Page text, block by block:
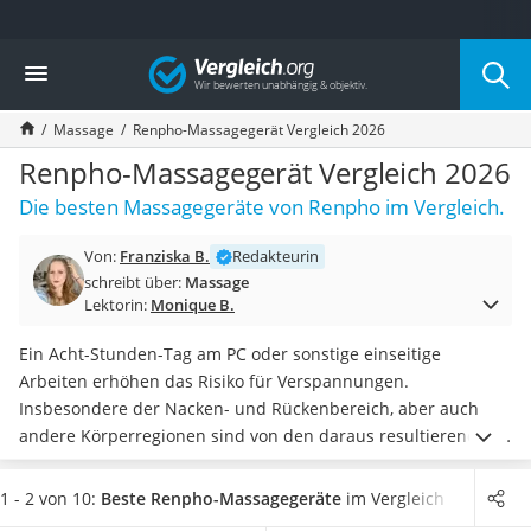
Die beliebtesten Vergleiche nach Kategorie
Drogerie
Inhalator
Haarschneider
Rollator
Braun Rasierer
Katzenklappe (Chip)
Masturbator
Massagepistole
Reisehaartrockner
Eiweißpulver
Magnesiumpräparat
Katzenklappe
Nackenmassagegerät
Zeckenschutz Katze
Vergleich
Massage Renpho-Massagegerät Vergleich 2026
Renpho-Massagegerät Vergleich 2026
Die besten Massagegeräte von Renpho im Vergleich.
Von: Franziska B.
Redakteurin
schreibt über: Massage
Lektorin: Monique B.
Ein Acht-Stunden-Tag am PC oder sonstige einseitige
Arbeiten erhöhen das Risiko für Verspannungen.
Insbesondere der Nacken- und Rückenbereich, aber auch
andere Körperregionen sind von den daraus resultierenden
Schmerzen betroffen. Wie diverse Tests im Internet
bekräftigen, kann einMassagegerätan dieser Stelle Abhilfe
1 - 2 von 10: Beste Renpho-Massagegeräte im Vergleich